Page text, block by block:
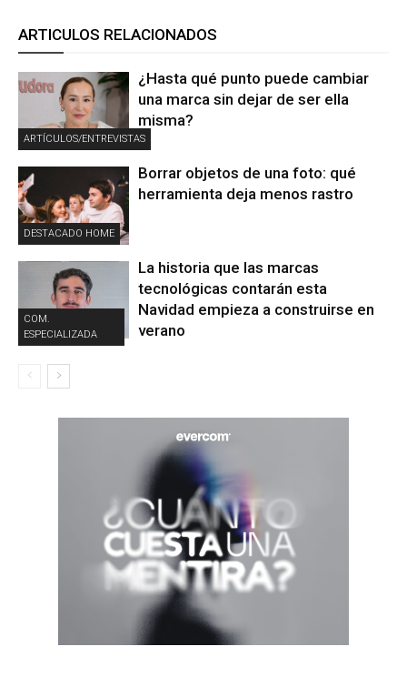
ARTICULOS RELACIONADOS
ARTÍCULOS/ENTREVISTAS
¿Hasta qué punto puede cambiar
una marca sin dejar de ser ella
misma?
DESTACADO HOME
Borrar objetos de una foto: qué
herramienta deja menos rastro
COM.
ESPECIALIZADA
La historia que las marcas
tecnológicas contarán esta
Navidad empieza a construirse en
verano